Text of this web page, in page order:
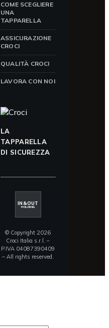
COME SCEGLIERE
UNA
TAPPARELLA
ASSICURAZIONE
CROCI
QUALITÀ CROCI
LAVORA CON NOI
LA
TAPPARELLA
DI SICUREZZA
IN&OUT
HOLDING
© Copyright 2026
Croci Italia s.r.l. –
P.IVA 04087390409
– All rights reserved.